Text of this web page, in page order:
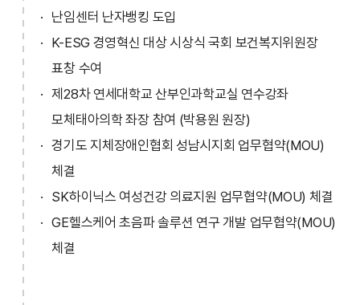
난임센터 난자뱅킹 도입
K-ESG 경영혁신 대상 시상식 국회 보건복지위원장
표창 수여
제28차 연세대학교 산부인과학교실 연수강좌
모체태아의학 좌장 참여 (박용원 원장)
경기도 지체장애인협회 성남시지회 업무협약(MOU)
체결
SK하이닉스 여성건강 의료지원 업무협약(MOU) 체결
GE헬스케어 초음파 솔루션 연구 개발 업무협약(MOU)
체결